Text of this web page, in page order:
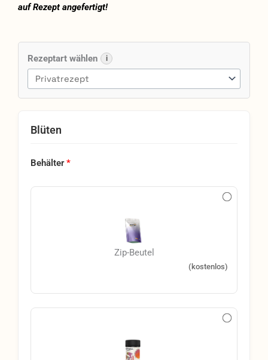
auf Rezept angefertigt!
Rezeptart wählen i
Blüten
Behälter*
Zip-Beutel
(kostenlos)
CA